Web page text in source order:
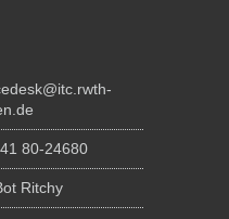
80-24680
Ritchy